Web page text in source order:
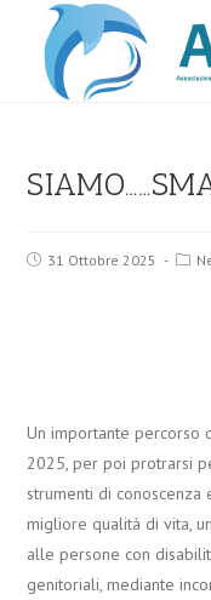
contenuto
Post31 Ottobre 2025
Post
Un importante percorso
2025, per poi protrarsi
strumenti di conoscenza
migliore qualità di vita,
alle persone con
genitoriali, mediante